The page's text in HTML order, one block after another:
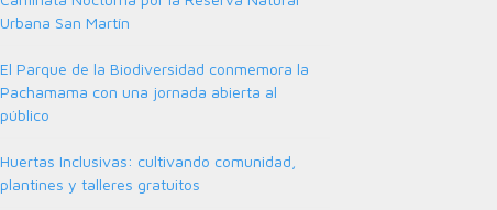
Urbana San Martín
El Parque de la Biodiversidad conmemora la
Pachamama con una jornada abierta al
público
Huertas Inclusivas: cultivando comunidad,
plantines y talleres gratuitos